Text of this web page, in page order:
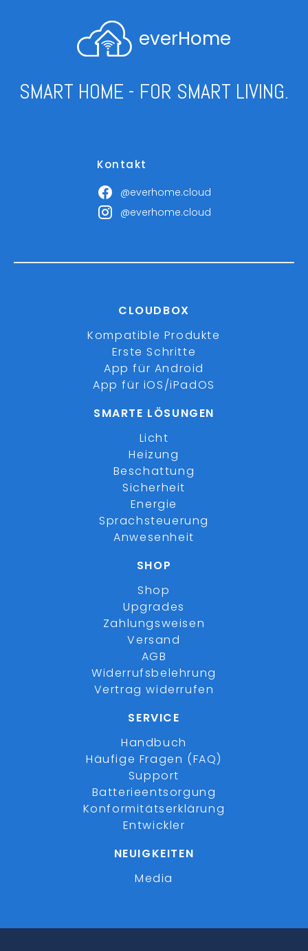
everHome
SMART HOME - FOR SMART LIVING.
Kontakt
@everhome.cloud
@everhome.cloud
CLOUDBOX
Kompatible Produkte
Erste Schritte
App für Android
App für iOS/iPadOS
SMARTE LÖSUNGEN
Licht
Heizung
Beschattung
Sicherheit
Energie
Sprachsteuerung
Anwesenheit
SHOP
Shop
Upgrades
Zahlungsweisen
Versand
AGB
Widerrufsbelehrung
Vertrag widerrufen
SERVICE
Handbuch
Häufige Fragen (FAQ)
Support
Batterieentsorgung
Konformitätserklärung
Entwickler
NEUIGKEITEN
Media